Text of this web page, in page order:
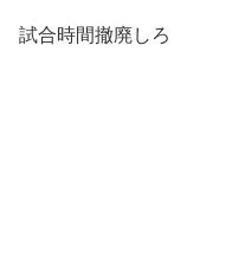
試合時間撤廃しろ